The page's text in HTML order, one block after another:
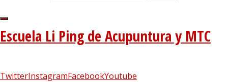
Escuela Li Ping de Acupuntura y MTC
TwitterInstagramFacebookYoutube